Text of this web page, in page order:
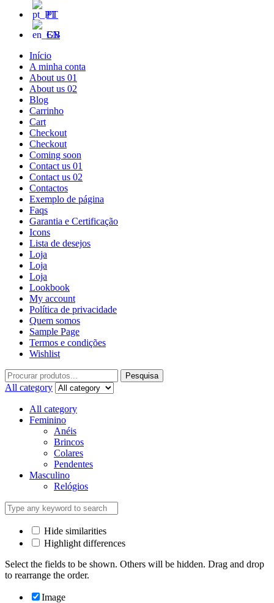
PT
EN
Início
A minha conta
About us 01
About us 02
Blog
Carrinho
Cart
Checkout
Checkout
Coming soon
Contact us 01
Contact us 02
Contactos
Exemplo de página
Faqs
Garantia e Certificação
Icons
Lista de desejos
Loja
Loja
Loja
Lookbook
My account
Política de privacidade
Quem somos
Sample Page
Termos e condições
Wishlist
Pesquisa
All category
All category
Feminino
Anéis
Brincos
Colares
Pendentes
Masculino
Relógios
Hide similarities
Highlight differences
Select the fields to be shown. Others will be hidden. Drag and drop
to rearrange the order.
Image